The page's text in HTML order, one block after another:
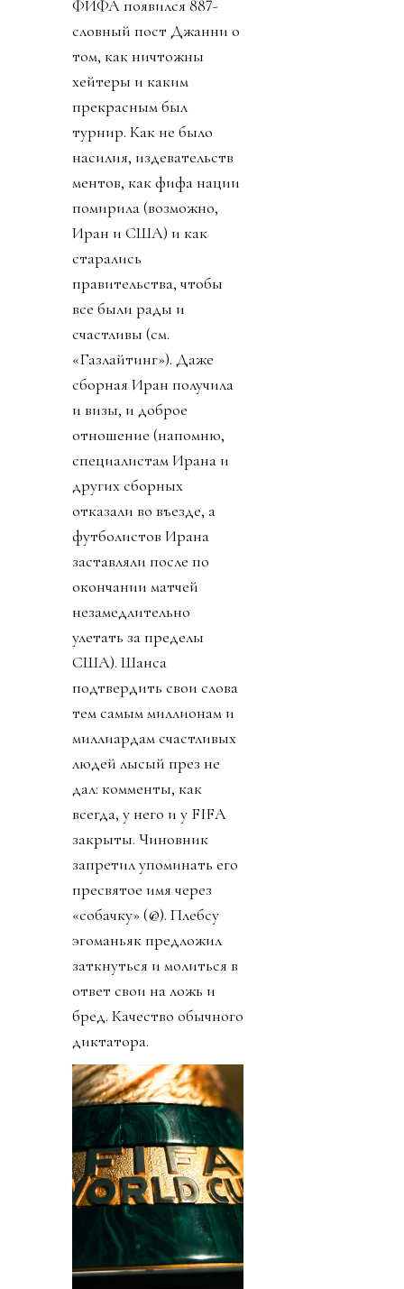
ФИФА появился 887-
словный пост Джанни о
том, как ничтожны
хейтеры и каким
прекрасным был
турнир. Как не было
насилия, издевательств
ментов, как фифа нации
помирила (возможно,
Иран и США) и как
старались
правительства, чтобы
все были рады и
счастливы (см.
«Газлайтинг»). Даже
сборная Иран получила
и визы, и доброе
отношение (напомню,
специалистам Ирана и
других сборных
отказали во въезде, а
футболистов Ирана
заставляли после по
окончании матчей
незамедлительно
улетать за пределы
США). Шанса
подтвердить свои слова
тем самым миллионам и
миллиардам счастливых
людей лысый през не
дал: комменты, как
всегда, у него и у FIFA
закрыты. Чиновник
запретил упоминать его
пресвятое имя через
«собачку» (@). Плебсу
эгоманьяк предложил
заткнуться и молиться в
ответ свои на ложь и
бред. Качество обычного
диктатора.